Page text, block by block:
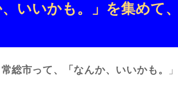
いいかも。」を集めて
常総市って、「なんか、いいかも。 」